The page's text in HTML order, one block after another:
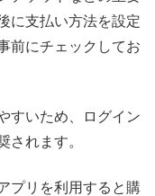
に支払い方法を設定
前にチェックしてお
すいため、ログイン
されます。
プリを利用すると購